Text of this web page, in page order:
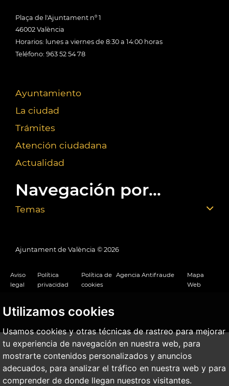
Utilizamos cookies
Usamos cookies y otras técnicas de rastreo para mejorar
tu experiencia de navegación en nuestra web, para
mostrarte contenidos personalizados y anuncios
adecuados, para analizar el tráfico en nuestra web y para
comprender de donde llegan nuestros visitantes.
Plaça de l'Ajuntament nº 1
46002 València
Horarios: lunes a viernes de 8:30 a 14:00 horas
Teléfono: 963 52 54 78
Ayuntamiento
La ciudad
Trámites
Atención ciudadana
Actualidad
Navegación por...
Temas
Ajuntament de València © 2026
Aviso
legal
Política
privacidad
Política de
cookies
Agencia Antifraude
Mapa
Web